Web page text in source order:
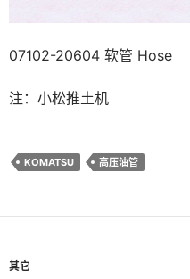
07102-20604 软管 Hose
注：小松推土机
KOMATSU 高压油管
其它